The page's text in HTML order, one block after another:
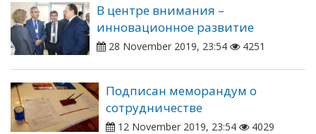
В центре внимания –
инновационное развитие
28 November 2019, 23:54 4251
Подписан меморандум о
сотрудничестве
12 November 2019, 23:54 4029